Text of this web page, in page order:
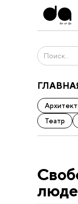
Театр